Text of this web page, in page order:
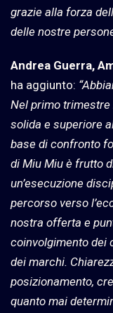
grazie alla forza
delle nostre
Andrea Guerra,
ha aggiunto:
Nel primo
solida e superiore
base di confronto
di Miu Miu è frutto
un’esecuzione
percorso verso
nostra offerta e
coinvolgimento dei
dei marchi.
posizionamento,
quanto mai